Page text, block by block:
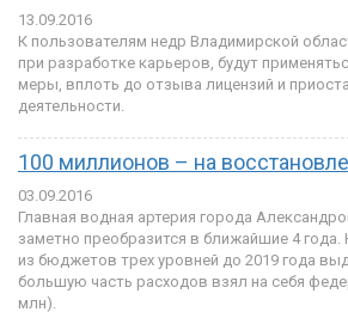
13.09.2016
К пользователям недр Владимирской
при разработке карьеров, будут
меры, вплоть до отзыва лицензий и
деятельности.
100 миллионов – на
03.09.2016
Главная водная артерия города
заметно преобразится в ближайшие 4 года.
из бюджетов трех уровней до 2019 года
большую часть расходов взял на себя
млн).